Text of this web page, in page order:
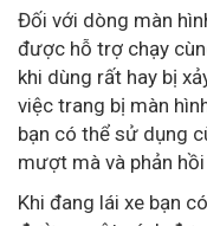
Đối với dòng màn
được hỗ trợ chạy
khi dùng rất hay bị
việc trang bị màn
bạn có thể sử dụng
mượt mà và phản
Khi đang lái xe bạn